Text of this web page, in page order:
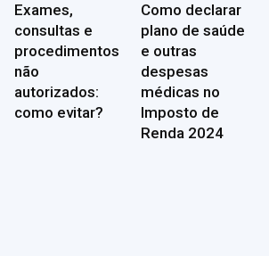
Exames,
consultas e
procedimentos
não
autorizados:
como evitar?
Como declarar
plano de saúde
e outras
despesas
médicas no
Imposto de
Renda 2024